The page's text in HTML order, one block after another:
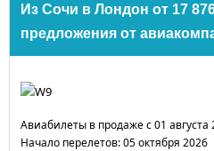
Из Сочи в Лондон от 17
предложения от
Авиабилеты в продаже с 01 августа
Начало перелетов: 05 октября 2026